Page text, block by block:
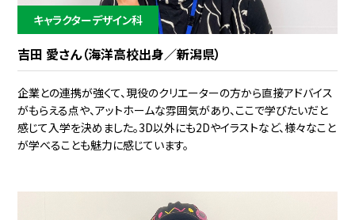
キャラクターデザイン科
吉田 愛さん（海洋高校出身／新潟県）
企業との連携が強くて、現役のクリエーターの方から直接アドバイス
がもらえる点や、アットホームな雰囲気があり、ここで学びたいだと
感じて入学を決めました。3D以外にも2Dやイラストなど、様々なこと
が学べることも魅力に感じています。